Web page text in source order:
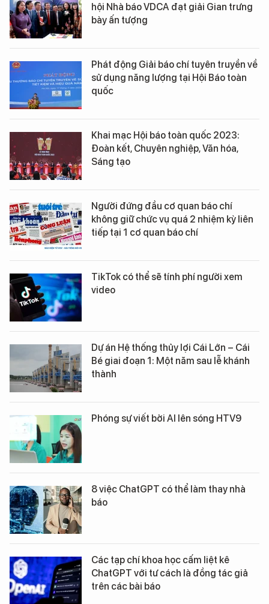
hội Nhà báo VDCA đạt giải Gian trưng
bày ấn tượng
Phát động Giải báo chí tuyên truyền về
sử dụng năng lượng tại Hội Báo toàn
quốc
Khai mạc Hội báo toàn quốc 2023:
Đoàn kết, Chuyên nghiệp, Văn hóa,
Sáng tạo
Người đứng đầu cơ quan báo chí
không giữ chức vụ quá 2 nhiệm kỳ liên
tiếp tại 1 cơ quan báo chí
TikTok có thể sẽ tính phí người xem
video
Dự án Hệ thống thủy lợi Cái Lớn – Cái
Bé giai đoạn 1: Một năm sau lễ khánh
thành
Phóng sự viết bởi AI lên sóng HTV9
8 việc ChatGPT có thể làm thay nhà
báo
Các tạp chí khoa học cấm liệt kê
ChatGPT với tư cách là đồng tác giả
trên các bài báo